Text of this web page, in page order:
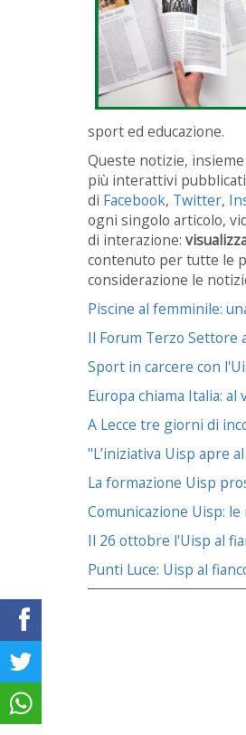
sport ed educazione.
Queste notizie,
più interattivi
di Facebook, Twitter,
ogni singolo articolo,
di interazione:
contenuto per tutte le
considerazione le
Piscine al femminile:
Il Forum Terzo Settore
Sport in carcere con
Europa chiama Italia:
A Lecce tre giorni di
"L’iniziativa Uisp apre
La formazione Uisp
Comunicazione Uisp:
Il 26 ottobre l'Uisp al
Punti Luce: Uisp al